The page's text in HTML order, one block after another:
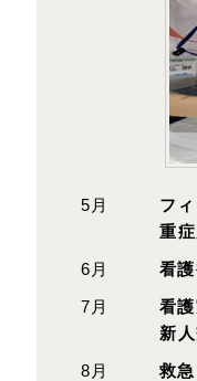
5月
フ
重
6月 看
7月
看
新
8月
救